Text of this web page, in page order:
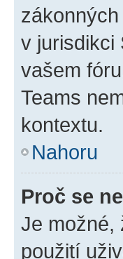
v jurisdikci
vašem
Teams
kontextu.
Nahoru
Proč se
Je možné,
použití